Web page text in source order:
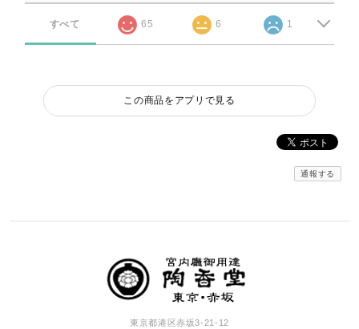
すべて 65 6 1
この商品をアプリで見る
通報する
東京都港区赤坂3-21-12